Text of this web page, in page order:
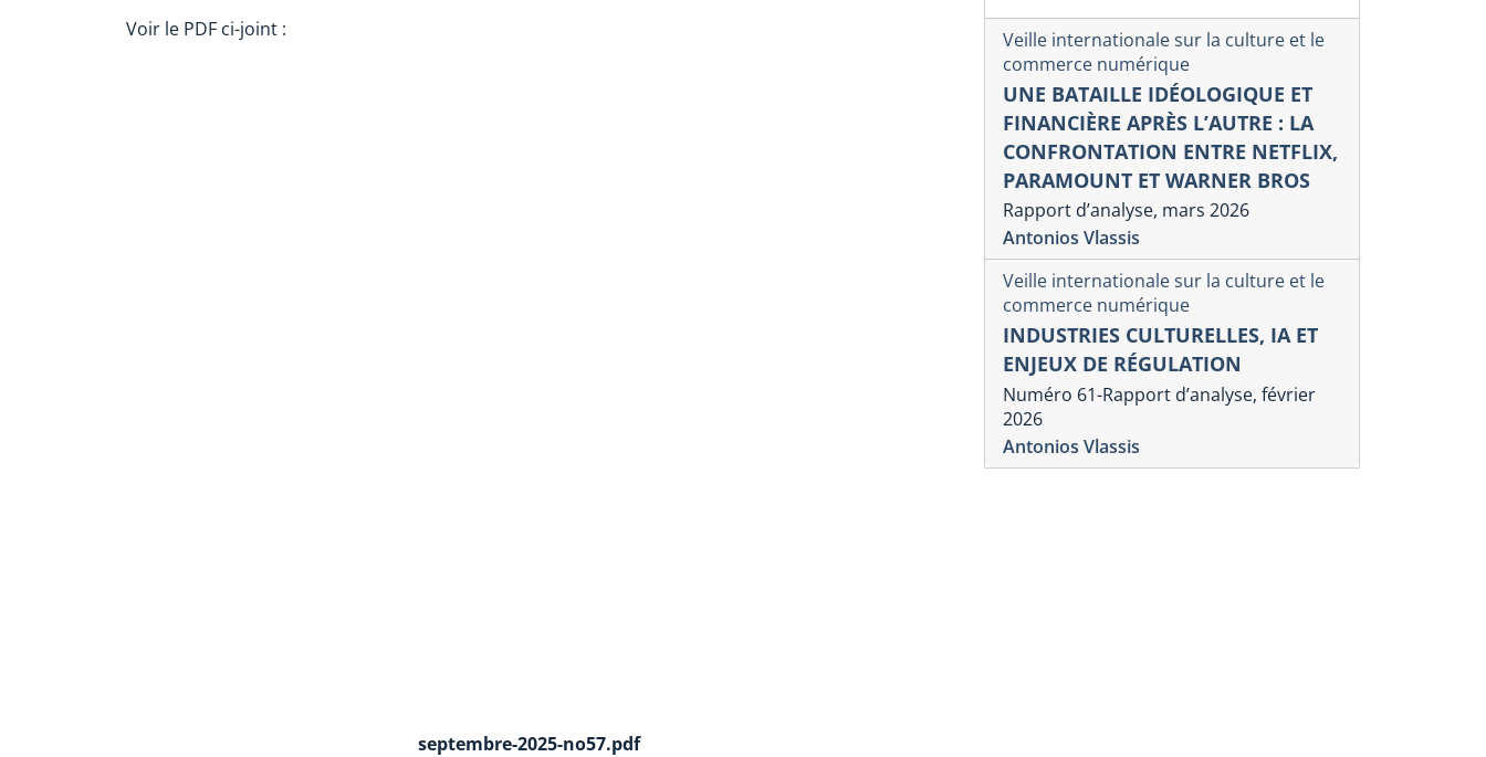
Voir le PDF ci-joint :
septembre-2025-no57.pdf
Veille internationale sur la culture et le
commerce numérique
UNE BATAILLE IDÉOLOGIQUE ET
FINANCIÈRE APRÈS L’AUTRE : LA
CONFRONTATION ENTRE NETFLIX,
PARAMOUNT ET WARNER BROS
Rapport d’analyse, mars 2026
Antonios Vlassis
Veille internationale sur la culture et le
commerce numérique
INDUSTRIES CULTURELLES, IA ET
ENJEUX DE RÉGULATION
Numéro 61-Rapport d’analyse, février
2026
Antonios Vlassis